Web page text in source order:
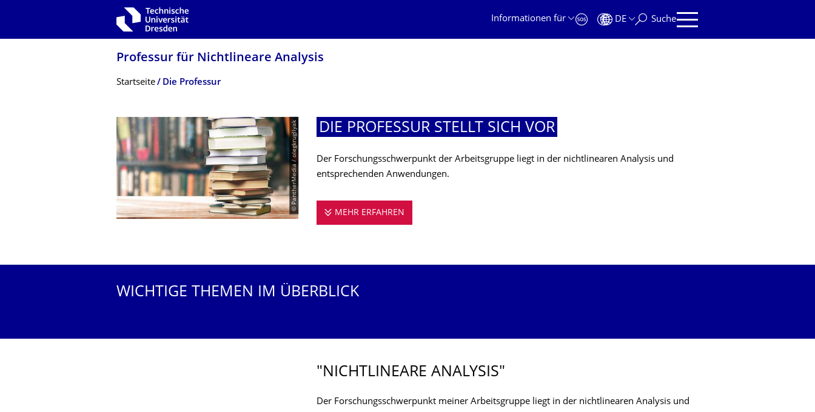
Zur Hauptnavigation springen
Informationen für
DE Suche
Professur für Nichtlineare Analysis
Breadcrumb-Menü
Startseite Die Professur
© PantherMedia / olegkrugllyak DIE PROFESSUR STELLT SICH VOR
Der Forschungsschwerpunkt der Arbeitsgruppe liegt in der nichtlinearen Analysis und
entsprechenden Anwendungen.
MEHR ERFAHREN
WICHTIGE THEMEN IM ÜBERBLICK
"NICHTLINEARE ANALYSIS"
Der Forschungsschwerpunkt meiner Arbeitsgruppe liegt in der nichtlinearen Analysis und